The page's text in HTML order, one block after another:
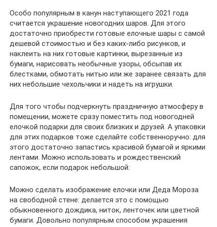
Особо популярным в канун наступающего 2021 года
считается украшение новогодних шаров. Для этого
достаточно приобрести готовые елочные шары с самой
дешевой стоимостью и без каких-либо рисунков, и
наклеить на них готовые картинки, вырезанные из
бумаги, нарисовать необычные узоры, обсыпав их
блестками, обмотать нитью или же заранее связать для
них небольшие чехольчики и надеть на игрушки.
Для того чтобы подчеркнуть праздничную атмосферу в
помещении, можете сразу поместить под новогодней
елочкой подарки для своих близких и друзей. А упаковки
для этих подарков тоже сделайте собственноручно: для
этого достаточно запастись красивой бумагой и яркими
лентами. Можно использовать и рождественский
сапожок, если подарок небольшой:
Можно сделать изображение елочки или Деда Мороза
на свободной стене: делается это с помощью
обыкновенного дождика, ниток, ленточек или цветной
бумаги. Довольно популярным способом украшения